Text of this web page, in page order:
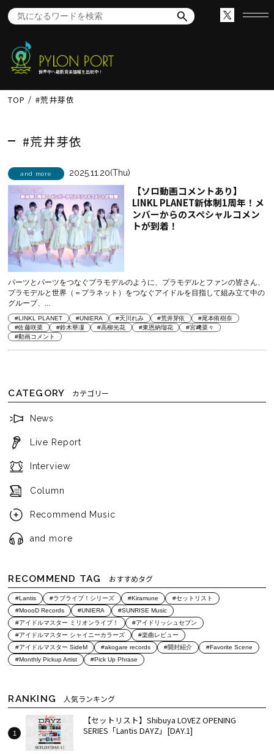
世界中へ最新音楽情報を出航中！
TOP #荒井芽依
#荒井芽依
and more 2025.11.20(Thu)
【ソロ動画コメントあり】
LINKL PLANET新体制1周年！メ
ンバーからのスペシャルコメン
トが到着！
パーツとパーツをつなぐプラモデルのように、プラモデルとファンの皆さん、
プラモデルと世界（＝プラネット）をつなぐアイドルを目指して組み立て中の
グループ、...
#LINKL PLANET #UNIERA #天川れみ #荒井芽依
#尾本侑樹奈
#佐藤咲菜
#鈴木華凜 #高柳光花 #東恩納瑠花
#宮﨑菜々
#動画コメント
CATEGORY カテゴリー
News
Live Report
Interview
Column
Recommend Music
and more
RECOMMEND TAG おすすめタグ
#Lantis #ラブライブ！シリーズ #Kiramune
#セットリスト
#MoooD Records
#UNIERA
#SUNRISE Music
#アイドルマスター ミリオンライブ！
#アイドリッシュセブン
#アイドルマスター シャイニーカラーズ
#楽曲レビュー
#アイドルマスター SideM
#akogare records #開封紹介
#Favorite Scene
#Monthly Pickup Artist
#Pick Up Phrase
RANKING 人気ランキング
【セットリスト】Shibuya LOVEZ OPENING
SERIES「Lantis DAYZ」[DAY.1]